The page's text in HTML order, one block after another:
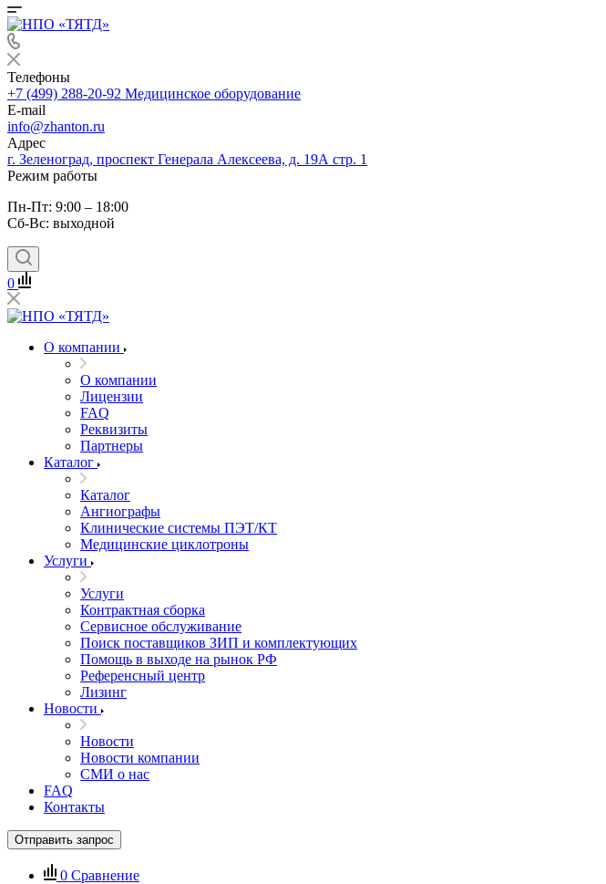
Телефоны
+7 (499) 288-20-92 Медицинское оборудование
E-mail
info@zhanton.ru
Адрес
г. Зеленоград, проспект Генерала Алексеева, д. 19А стр. 1
Режим работы
Пн-Пт: 9:00 – 18:00
Сб-Вс: выходной
0
О компании
О компании
Лицензии
FAQ
Реквизиты
Партнеры
Каталог
Каталог
Ангиографы
Клинические системы ПЭТ/КТ
Медицинские циклотроны
Услуги
Услуги
Контрактная сборка
Сервисное обслуживание
Поиск поставщиков ЗИП и комплектующих
Помощь в выходе на рынок РФ
Референсный центр
Лизинг
Новости
Новости
Новости компании
СМИ о нас
FAQ
Контакты
Отправить запрос
0 Сравнение